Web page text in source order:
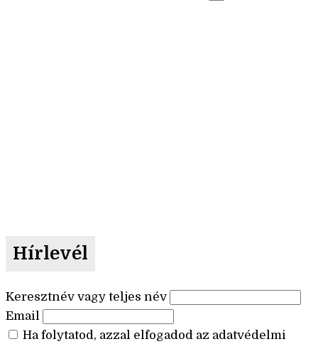
Hírlevél
Keresztnév vagy teljes név
Email
Ha folytatod, azzal elfogadod az adatvédelmi